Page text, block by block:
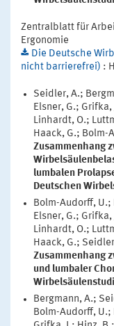
Zentralblatt für
Ergonomie
Die Deutsche
nicht barrierefrei) :
Seidler, A.;
Elsner, G.; Grifka,
Linhardt, O.;
Haack, G.; Bolm-
Zusammenhang
lumbalen
Deutschen
Bolm-Audorff, U.;
Elsner, G.; Grifka,
Linhardt, O.;
Haack, G.;
Zusammenhang
und lumbaler
Bergmann, A.;
Bolm-Audorff, U.;